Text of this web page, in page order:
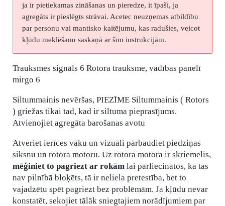
ja ir pietiekamas zināšanas un pieredze, it īpaši, ja
agregāts ir pieslēgts strāvai. Acetec neuzņemas atbildību
par personu vai mantisko kaitējumu, kas radušies, veicot
kļūdu meklēšanu saskaņā ar šīm instrukcijām.
Trauksmes signāls 6 Rotora trauksme, vadības panelī
mirgo 6
Siltummainis nevēršas, PIEZĪME Siltummainis ( Rotors
) griežas tikai tad, kad ir siltuma pieprasījums.
Atvienojiet agregāta barošanas avotu
Atveriet ierīces vāku un vizuāli pārbaudiet piedziņas
siksnu un rotora motoru. Uz rotora motora ir skriemelis,
mēģiniet to pagriezt ar rokām lai pārliecinātos, ka tas
nav pilnībā bloķēts, tā ir neliela pretestība, bet to
vajadzētu spēt pagriezt bez problēmām. Ja kļūdu nevar
konstatēt, sekojiet tālāk sniegtajiem norādījumiem par